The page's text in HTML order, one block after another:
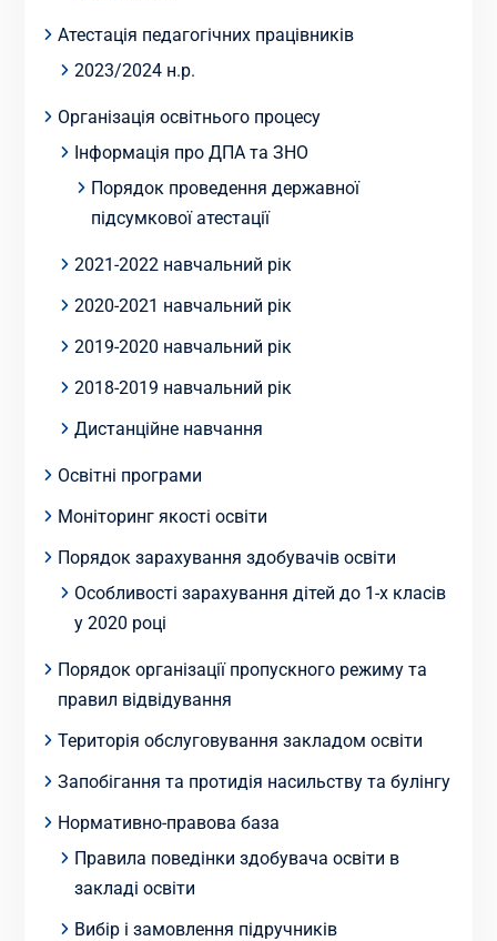
Атестація педагогічних працівників
2023/2024 н.р.
Організація освітнього процесу
Інформація про ДПА та ЗНО
Порядок проведення державної
підсумкової атестації
2021-2022 навчальний рік
2020-2021 навчальний рік
2019-2020 навчальний рік
2018-2019 навчальний рік
Дистанційне навчання
Освітні програми
Моніторинг якості освіти
Порядок зарахування здобувачів освіти
Особливості зарахування дітей до 1-х класів
у 2020 році
Порядок організації пропускного режиму та
правил відвідування
Територія обслуговування закладом освіти
Запобігання та протидія насильству та булінгу
Нормативно-правова база
Правила поведінки здобувача освіти в
закладі освіти
Вибір і замовлення підручників